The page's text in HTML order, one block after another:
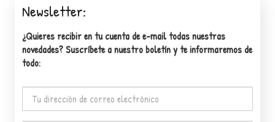
Newsletter:
¿Quieres recibir en tu cuenta de e-mail todas nuestras
novedades? Suscríbete a nuestro boletín y te informaremos de
todo: